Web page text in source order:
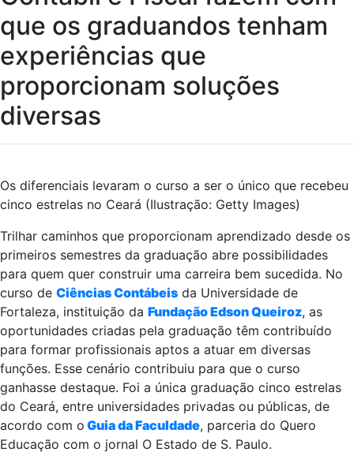
que os graduandos tenham
experiências que
proporcionam soluções
diversas
Os diferenciais levaram o curso a ser o único que recebeu
cinco estrelas no Ceará (Ilustração: Getty Images)
Trilhar caminhos que proporcionam aprendizado desde os
primeiros semestres da graduação abre possibilidades
para quem quer construir uma carreira bem sucedida. No
curso de Ciências Contábeis da Universidade de
Fortaleza, instituição da Fundação Edson Queiroz, as
oportunidades criadas pela graduação têm contribuído
para formar profissionais aptos a atuar em diversas
funções. Esse cenário contribuiu para que o curso
ganhasse destaque. Foi a única graduação cinco estrelas
do Ceará, entre universidades privadas ou públicas, de
acordo com o Guia da Faculdade, parceria do Quero
Educação com o jornal O Estado de S. Paulo.